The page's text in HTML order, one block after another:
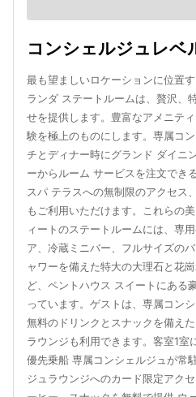
コンシェルジュレベ
最も望ましいロケーションに位置
ランダ ステートルームは、贅沢、
せを提供します。豊富なアメニテ
験を極上のものにします。専属コ
チとディナー時にグランド ダイニ
ーからルーム サービスを注文でき
スパ テラスへの無制限のアクセス
もご利用いただけます。これらの
ィートのステートルームには、専
ア、冷蔵ミニバー、フルサイズの
ャワーを備えた特大の大理石と花
ど、ペントハウス スイートにある
っています。ゲストは、専属コン
無料のドリンクとスナックを備え
ラウンジも利用できます。客室1
優先乗船 専属コンシェルジュが常
ジュラウンジへのカード限定アク